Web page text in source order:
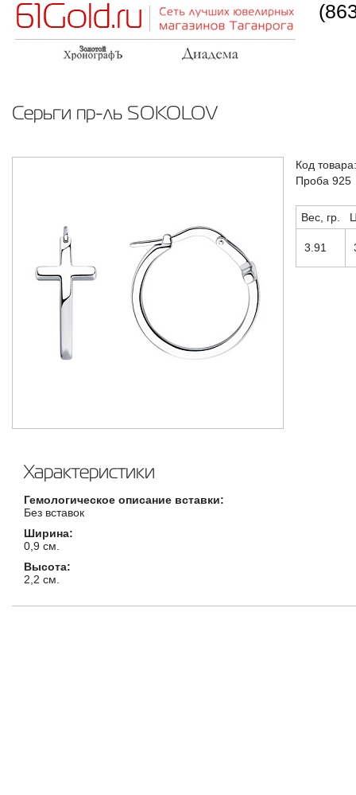
Серьги пр-ль SOKOLOV
Код
Проба 925
Вес, гр.
3.91
Характеристики
Гемологическое описание вставки:
Без вставок
Ширина:
0,9 см.
Высота:
2,2 см.